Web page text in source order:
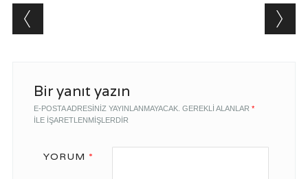
Post navigation
Bir yanıt yazın
E-POSTA ADRESINIZ YAYINLANMAYACAK. GEREKLI ALANLAR *
ILE IŞARETLENMIŞLERDIR
YORUM *